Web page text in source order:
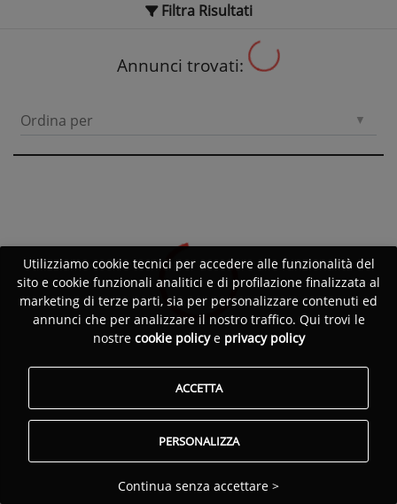
Filtra Risultati
Annunci trovati:
Ordina per
Utilizziamo cookie tecnici per accedere alle funzionalità del
sito e cookie funzionali analitici e di profilazione finalizzata al
marketing di terze parti, sia per personalizzare contenuti ed
annunci che per analizzare il nostro traffico. Qui trovi le
nostre cookie policye privacy policy
ACCETTA
PERSONALIZZA
Continua senza accettare >